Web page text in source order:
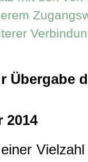
Übergabe
2014